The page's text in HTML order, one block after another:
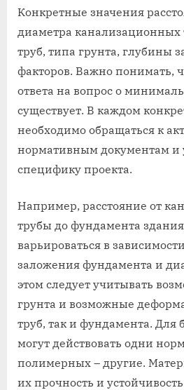
Конкретные значения
диаметра канализационных
труб, типа грунта, глубины
факторов. Важно понимать,
ответа на вопрос о
существует. В каждом
необходимо обращаться к
нормативным документам и
специфику проекта.
Например, расстояние от
трубы до фундамента
варьироваться в
заложения фундамента и
этом следует учитывать
грунта и возможные
труб, так и фундамента. Для
могут действовать одни
полимерных – другие.
их прочность и